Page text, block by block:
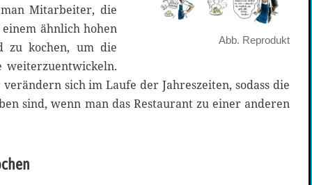
Abb. Reprodukt
Mitarbeiter, die
ähnlich hohen
zu kochen, um die
weiterzuentwickeln.
sich im Laufe der Jahreszeiten, sodass die
sind, wenn man das Restaurant zu einer anderen